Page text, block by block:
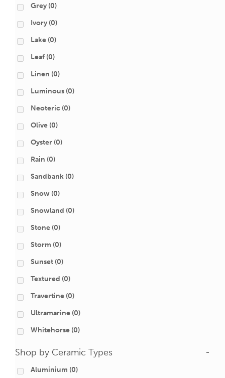
Grey (0)
Ivory (0)
Lake (0)
Leaf (0)
Linen (0)
Luminous (0)
Neoteric (0)
Olive (0)
Oyster (0)
Rain (0)
Sandbank (0)
Snow (0)
Snowland (0)
Stone (0)
Storm (0)
Sunset (0)
Textured (0)
Travertine (0)
Ultramarine (0)
Whitehorse (0)
Shop by Ceramic Types -
Aluminium (0)